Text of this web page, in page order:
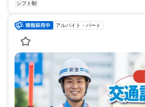
シフト制
アルバイト・パート